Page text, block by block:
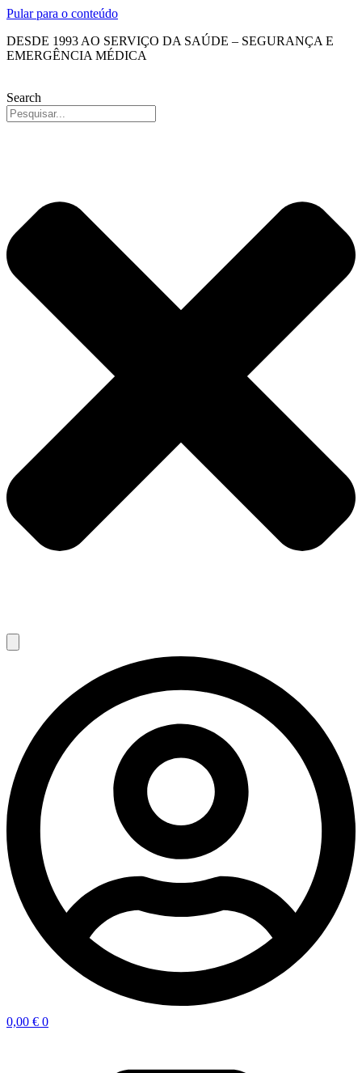
Pular para o conteúdo
DESDE 1993 AO SERVIÇO DA SAÚDE – SEGURANÇA E
EMERGÊNCIA MÉDICA
Search
0,00 € 0